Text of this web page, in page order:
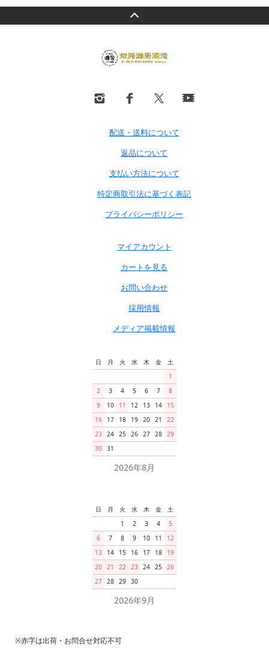
配送・送料について
返品について
支払い方法について
特定商取引法に基づく表記
プライバシーポリシー
マイアカウント
カートを見る
お問い合わせ
採用情報
メディア掲載情報
2026年8月
日 月 火 水 木 金
土
1
2
3 4 5 6 7
8
9
10 11 12 13 14
15
16
17 18 19 20 21
22
23
24 25 26 27 28 29
30 31
2026年9月
日 月 火 水 木 金
土
1
2 3 4
5
6
7 8 9 10 11
12
13
14 15 16 17 18
19
20 21 22 23 24 25 26
27 28 29 30
※赤字は出荷・お問合せ対応不可